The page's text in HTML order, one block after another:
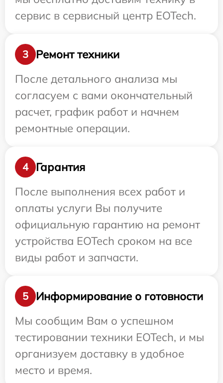
сервис в сервисный центр EOTech.
3
Ремонт техники
После детального анализа мы
согласуем с вами окончательный
расчет, график работ и начнем
ремонтные операции.
4
Гарантия
После выполнения всех работ и
оплаты услуги Вы получите
официальную гарантию на ремонт
устройства EOTech сроком на все
виды работ и запчасти.
5
Информирование о готовности
Мы сообщим Вам о успешном
тестировании техники EOTech, и мы
организуем доставку в удобное
место и время.